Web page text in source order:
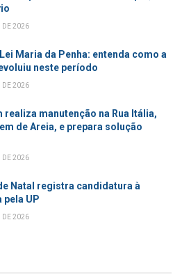
DE 2026
Maria da Penha: entenda como a
neste período
DE 2026
realiza manutenção na Rua Itália,
de Areia, e prepara solução
DE 2026
Natal registra candidatura à
pela UP
DE 2026